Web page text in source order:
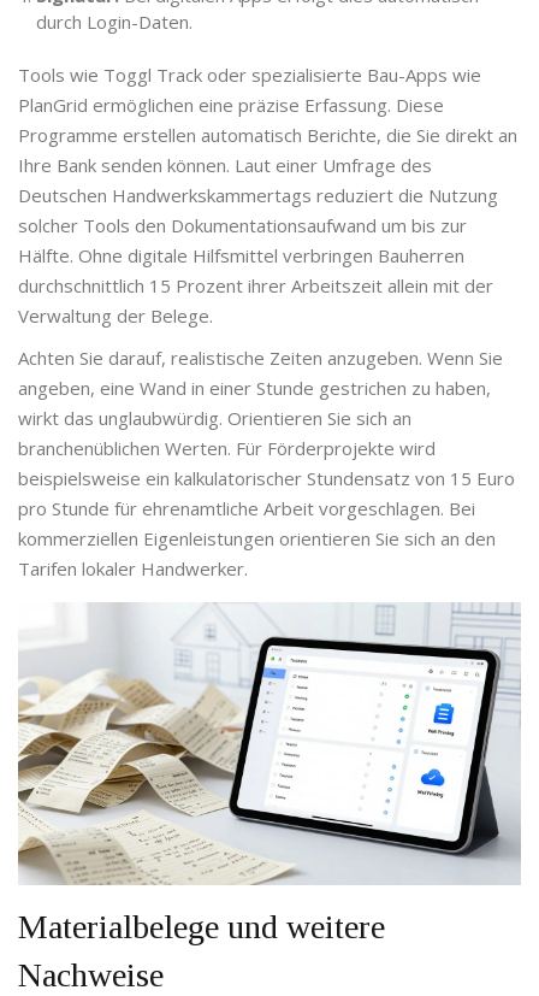
durch Login-Daten.
Tools wie Toggl Track oder spezialisierte Bau-Apps wie
PlanGrid ermöglichen eine präzise Erfassung. Diese
Programme erstellen automatisch Berichte, die Sie direkt an
Ihre Bank senden können. Laut einer Umfrage des
Deutschen Handwerkskammertags reduziert die Nutzung
solcher Tools den Dokumentationsaufwand um bis zur
Hälfte. Ohne digitale Hilfsmittel verbringen Bauherren
durchschnittlich 15 Prozent ihrer Arbeitszeit allein mit der
Verwaltung der Belege.
Achten Sie darauf, realistische Zeiten anzugeben. Wenn Sie
angeben, eine Wand in einer Stunde gestrichen zu haben,
wirkt das unglaubwürdig. Orientieren Sie sich an
branchenüblichen Werten. Für Förderprojekte wird
beispielsweise ein kalkulatorischer Stundensatz von 15 Euro
pro Stunde für ehrenamtliche Arbeit vorgeschlagen. Bei
kommerziellen Eigenleistungen orientieren Sie sich an den
Tarifen lokaler Handwerker.
Materialbelege und weitere
Nachweise